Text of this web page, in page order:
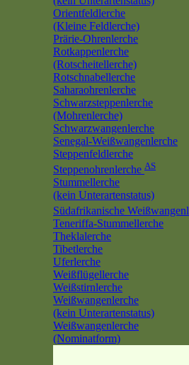
Orientfeldlerche
(Kleine Feldlerche)
Prärie-Ohrenlerche
Rotkappenlerche
(Rotscheitellerche)
Rotschnabellerche
Saharaohrenlerche
Schwarzsteppenlerche
(Mohrenlerche)
Schwarzwangenlerche
Senegal-Weißwangenlerche
Steppenfeldlerche
Steppenohrenlerche AS
Stummellerche
(kein Unterartenstatus)
Südafrikanische
Teneriffa-Stummellerche
Theklalerche
Tibetlerche
Uferlerche
Weißflügellerche
Weißstirnlerche
Weißwangenlerche
(kein Unterartenstatus)
Weißwangenlerche
(Nominatform)